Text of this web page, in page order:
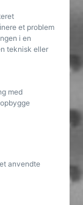
et problem
i en
teknisk eller
med
anvendte